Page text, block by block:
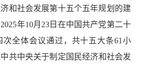
和社会发展第十五个五年规划的建
2025年10月23日 在中国共产党第二十
次全体会议通过 ， 共十五大条61小
中共中央关于制定国民经济和社会发